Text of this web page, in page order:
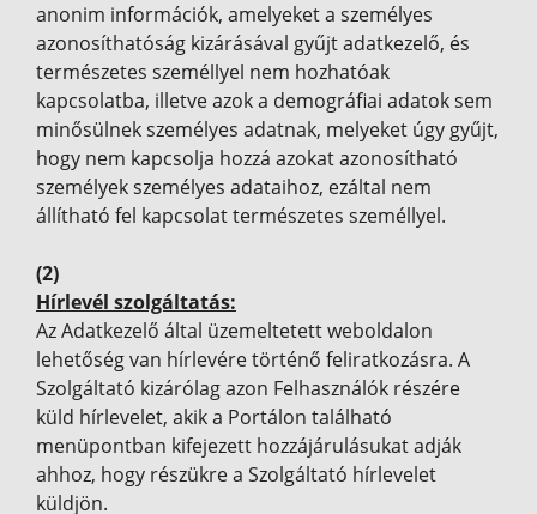
anonim információk, amelyeket a személyes
azonosíthatóság kizárásával gyűjt adatkezelő, és
természetes személlyel nem hozhatóak
kapcsolatba, illetve azok a demográfiai adatok sem
minősülnek személyes adatnak, melyeket úgy gyűjt,
hogy nem kapcsolja hozzá azokat azonosítható
személyek személyes adataihoz, ezáltal nem
állítható fel kapcsolat természetes személlyel.
(2)
Hírlevél szolgáltatás:
Az Adatkezelő által üzemeltetett weboldalon
lehetőség van hírlevére történő feliratkozásra. A
Szolgáltató kizárólag azon Felhasználók részére
küld hírlevelet, akik a Portálon található
menüpontban kifejezett hozzájárulásukat adják
ahhoz, hogy részükre a Szolgáltató hírlevelet
küldjön.